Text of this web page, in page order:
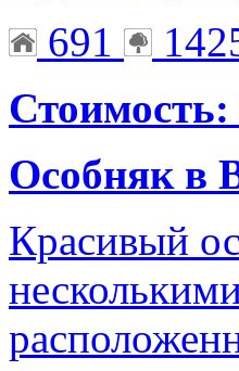
691
Стоимость:
Особняк в
Красивый